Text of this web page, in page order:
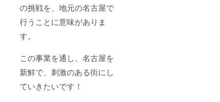
の挑戦を、地元の名古屋で
行うことに意味がありま
す。
この事業を通し、名古屋を
新鮮で、刺激のある街にし
ていきたいです！